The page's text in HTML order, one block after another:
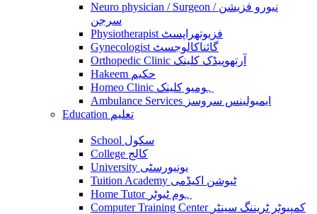
Neuro physician / Surgeon نیورو فزیشن /
سرجن
Physiotherapist فزیوتھراپسٹ
Gynecologist گائناکالوجسٹ
Orthopedic Clinic آرتھوپیڈک کلینک
Hakeem حکیم
Homeo Clinic ہومیو کلینک
Ambulance Services ایمبولینس سروسز
Education تعلیم
School سکول
College کالج
University یونیورسٹی
Tuition Academy ٹیوشن اکیڈمی
Home Tutor ہوم ٹیوٹر
Computer Training Center کمپیوٹر ٹریننگ سینٹر